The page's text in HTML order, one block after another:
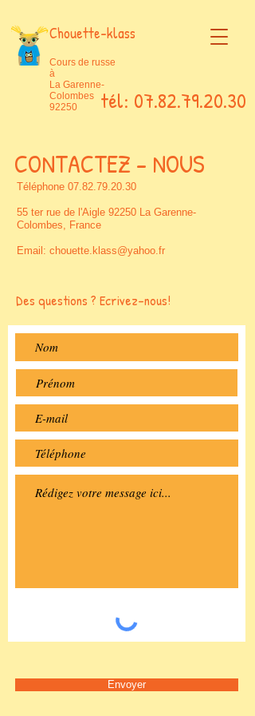
Chouette-klass
Cours de russe
à
La Garenne-
Colombes
92250
tél: 07.82.79.20.30
CONTACTEZ - NOUS
Téléphone 07.82.79.20.30
55 ter rue de l'Aigle 92250 La Garenne-
Colombes, France
Email: chouette.klass@yahoo.fr
Des questions ? Ecrivez-nous!
Envoyer